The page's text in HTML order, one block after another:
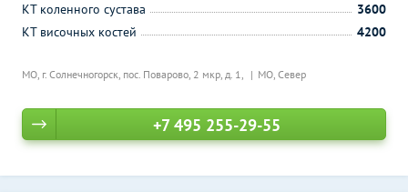
МО, г. Солнечногорск, пос. Поварово, 2 мкр, д. 1, МО, Север
КТ коленного сустава
3600
КТ височных костей
4200
+7 495 255-29-55